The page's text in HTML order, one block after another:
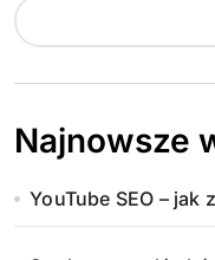
Najnowsze
YouTube SEO –